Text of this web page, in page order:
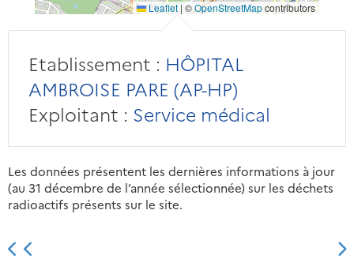
Leaflet | ©OpenStreetMapcontributors
Etablissement : HÔPITAL
AMBROISE PARE (AP-HP)
Exploitant : Service médical
Les données présentent les dernières informations à jour
(au 31 décembre de l’année sélectionnée) sur les déchets
radioactifs présents sur le site.